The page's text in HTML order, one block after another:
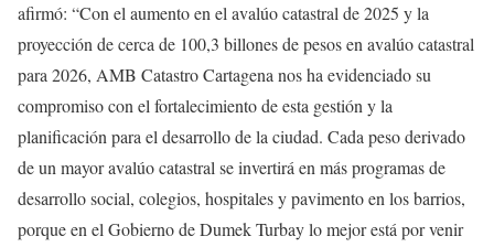
afirmó: “Con el aumento en el avalúo catastral de 2025 y la
proyección de cerca de 100,3 billones de pesos en avalúo catastral
para 2026, AMB Catastro Cartagena nos ha evidenciado su
compromiso con el fortalecimiento de esta gestión y la
planificación para el desarrollo de la ciudad. Cada peso derivado
de un mayor avalúo catastral se invertirá en más programas de
desarrollo social, colegios, hospitales y pavimento en los barrios,
porque en el Gobierno de Dumek Turbay lo mejor está por venir